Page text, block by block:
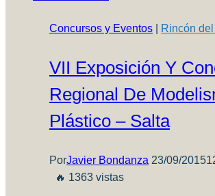
Concursos y Eventos Rincón
VII Exposición Y
Regional De
Plástico – Salta
PorJavier Bondanza 23/09/2015
🔥 1363 vistas